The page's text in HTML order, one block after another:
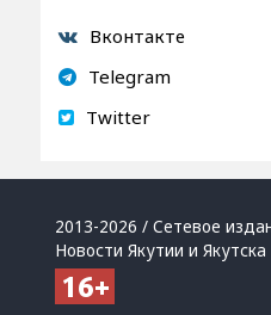
Вконтакте
Telegram
Twitter
2013-2026 / Сетевое
Новости Якутии и Якутска